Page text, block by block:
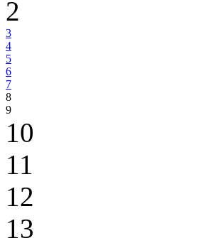
2
3
4
5
6
7
8
9
10
11
12
13